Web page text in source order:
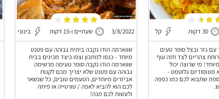
30 דקות קל
גזר ובצל סופר טעים
צהריים לצד חזה עוף
מי שרוצה יכול
גלוטמט -
שתבוא לכם כמו כפפה
3/8/2022 שעתיים ו-15 דקות בינוני
שווארמה הודו נקבה ביתית גבוהה עם פטנט
מיוחד - כנסו למתכון וצפו כיצד מכינים בבית
שווארמה הודו נקבה סופר טעימה מרשימה
גבוהה עם פטנט שלא יצריך מכם לקנות
אביזרים מיוחדים, הטעמים טובים, כל שנשאר
לכם הוא להביא לאפה / טורטייה או פיתה
ולעשות לכם מנה!